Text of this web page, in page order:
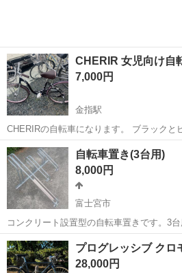
CHERIR 女児向け自
7,000円
金指駅
CHERIRの自転車になります。 ブラックと
デザインで、女性やお子様におすすめです
付属し、買い物時の荷物を収納可能です。
学や近所へのお出かけに活用で...
静岡 浜松市 金指駅 クロスバイク
自転車置き(3台用)
8,000円
富士宮市
コンクリート設置型の自転車置きです。3台
横：1200mm 縦：900mm 高さ：650mm
とボルトで固定可能です 運搬費用：要相談
(固定金具含む...
静岡 富士宮市 その他
プログ
28,000円